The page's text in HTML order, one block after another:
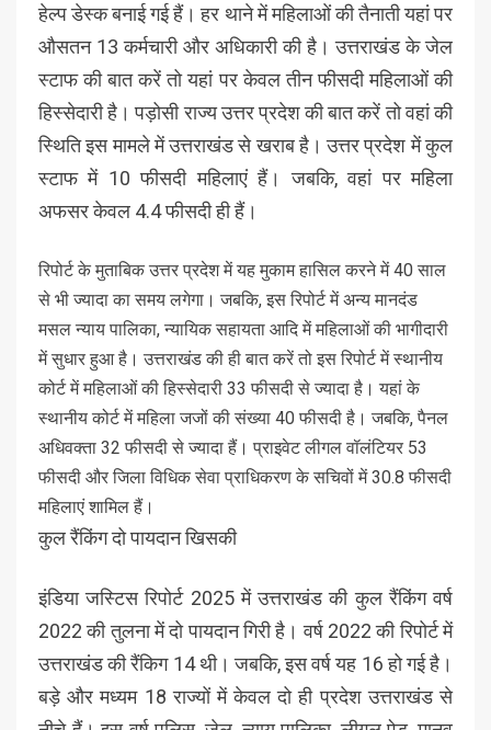
हेल्प डेस्क बनाई गई हैं। हर थाने में महिलाओं की तैनाती यहां पर
औसतन 13 कर्मचारी और अधिकारी की है। उत्तराखंड के जेल
स्टाफ की बात करें तो यहां पर केवल तीन फीसदी महिलाओं की
हिस्सेदारी है। पड़ोसी राज्य उत्तर प्रदेश की बात करें तो वहां की
स्थिति इस मामले में उत्तराखंड से खराब है। उत्तर प्रदेश में कुल
स्टाफ में 10 फीसदी महिलाएं हैं। जबकि, वहां पर महिला
अफसर केवल 4.4 फीसदी ही हैं।
रिपोर्ट के मुताबिक उत्तर प्रदेश में यह मुकाम हासिल करने में 40 साल
से भी ज्यादा का समय लगेगा। जबकि, इस रिपोर्ट में अन्य मानदंड
मसल न्याय पालिका, न्यायिक सहायता आदि में महिलाओं की भागीदारी
में सुधार हुआ है। उत्तराखंड की ही बात करें तो इस रिपोर्ट में स्थानीय
कोर्ट में महिलाओं की हिस्सेदारी 33 फीसदी से ज्यादा है। यहां के
स्थानीय कोर्ट में महिला जजों की संख्या 40 फीसदी है। जबकि, पैनल
अधिवक्ता 32 फीसदी से ज्यादा हैं। प्राइवेट लीगल वॉलंटियर 53
फीसदी और जिला विधिक सेवा प्राधिकरण के सचिवों में 30.8 फीसदी
महिलाएं शामिल हैं।
कुल रैंकिंग दो पायदान खिसकी
इंडिया जस्टिस रिपोर्ट 2025 में उत्तराखंड की कुल रैंकिंग वर्ष
2022 की तुलना में दो पायदान गिरी है। वर्ष 2022 की रिपोर्ट में
उत्तराखंड की रैंकिग 14 थी। जबकि, इस वर्ष यह 16 हो गई है।
बड़े और मध्यम 18 राज्यों में केवल दो ही प्रदेश उत्तराखंड से